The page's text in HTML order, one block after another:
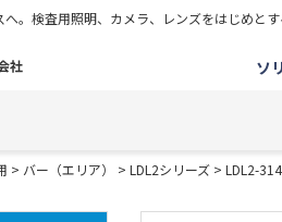
。検査用照明、カメラ、レンズをはじめと
ソ
> バー（エリア） > LDL2シリーズ > LDL2-